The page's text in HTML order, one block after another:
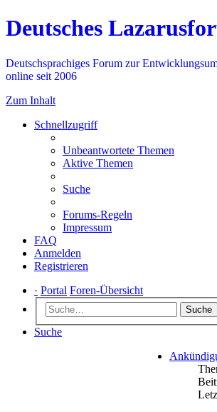
Deutsches
Deutschsprachiges Forum zur
online seit 2006
Zum Inhalt
Schnellzugriff
Unbeantwortete Themen
Aktive Themen
Suche
Forums-Regeln
Impressum
FAQ
Anmelden
Registrieren
· Portal Foren-Übersicht
Suche
Suche